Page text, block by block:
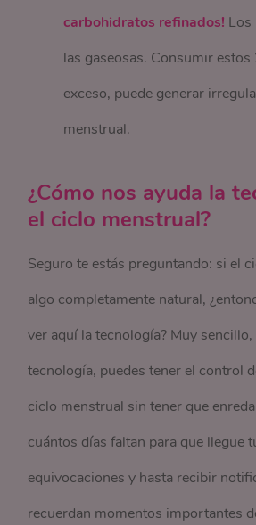
carbohidratos refinados! Los
las gaseosas. Consumir
exceso, puede generar
menstrual.
¿Cómo nos ayuda la
el ciclo menstrual?
Seguro te estás preguntando: si el
algo completamente natural,
ver aquí la tecnología? Muy
tecnología, puedes tener el control
ciclo menstrual sin tener que
cuántos días faltan para que llegue
equivocaciones y hasta recibir
recuerdan momentos importantes